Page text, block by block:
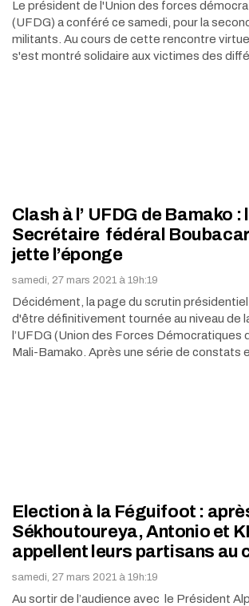
Le président de l'Union des forces
(UFDG) a conféré ce samedi, pour la
militants. Au cours de cette rencontre
s'est montré solidaire aux victimes des
Clash à l’ UFDG de Bamako :
Secrétaire fédéral
jette l’éponge
samedi, 27 mars 2021 à 19h:19
Décidément, la page du scrutin
d'être définitivement tournée au niveau de
l’UFDG (Union des Forces Démocratiques
Mali-Bamako. Après une série de constats
Election à la Féguifoot :
Sékhoutoureya, Antonio et
appellent leurs partisans au
samedi, 27 mars 2021 à 19h:19
Au sortir de l’audience avec le Président